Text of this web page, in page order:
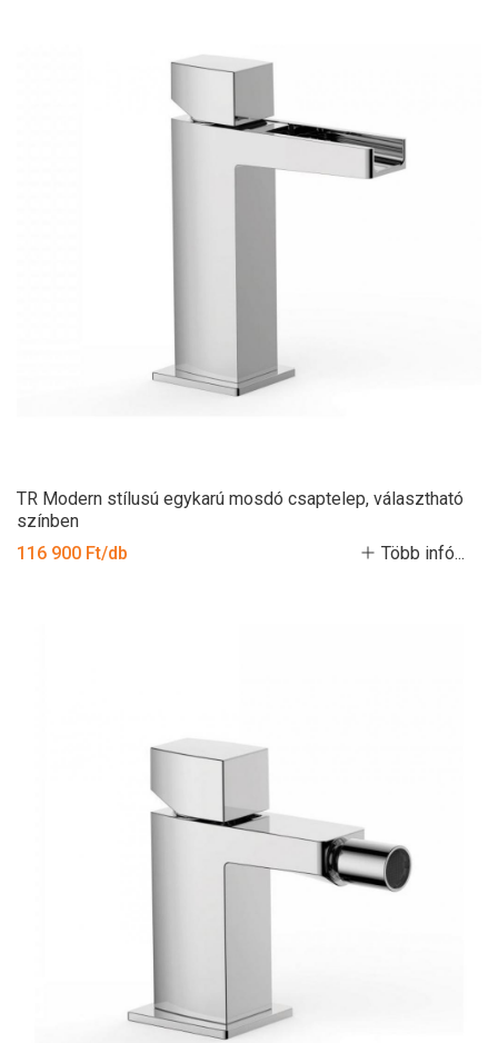
TR Modern stílusú egykarú mosdó csaptelep, választható
színben
116 900 Ft/db
Több infó...